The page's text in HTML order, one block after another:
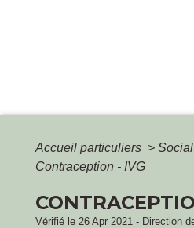
Accueil particuliers >
Contraception - IVG
Vérifié le 26 Apr 2021 - Direction